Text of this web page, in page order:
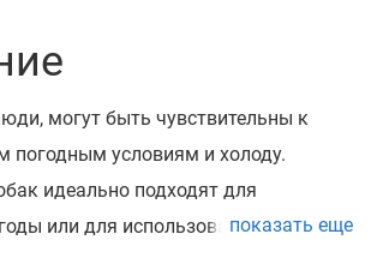
могут быть чувствительны к
погодным условиям и холоду.
идеально подходят для
или для использования впоказать еще